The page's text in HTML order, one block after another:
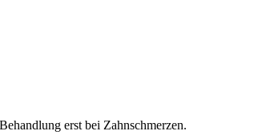
erst bei Zahnschmerzen.